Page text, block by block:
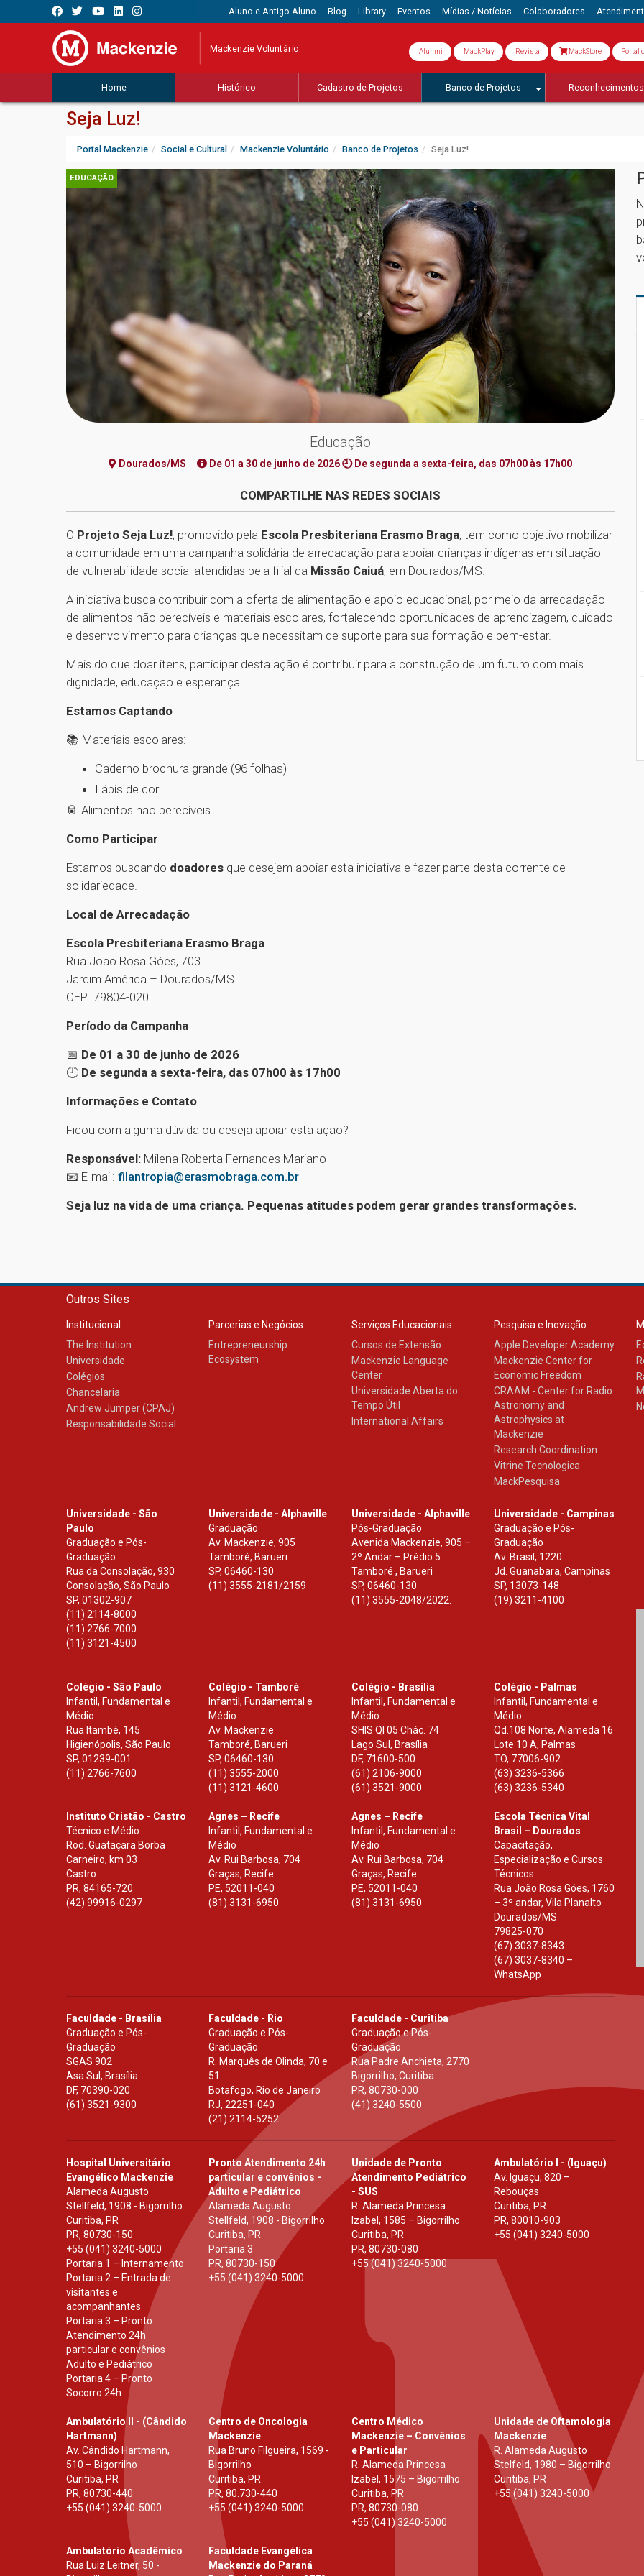
Aluno e Antigo Aluno Blog Library Eventos Mídias / Notícias Colaboradores
Mackenzie Voluntário Alumni MackPlay Revista MackStore Portal
Home Histórico Cadastro de Projetos Banco de Projetos Reconhecimentos
Seja Luz!
Portal Mackenzie Social e Cultural Mackenzie Voluntário Banco de Projetos Seja Luz!
EDUCAÇÃO
Educação
Dourados/MS De 01 a 30 de junho de 2026 🕘 De segunda a sexta-feira, das 07h00 às 17h00
COMPARTILHE NAS REDES SOCIAIS
O Projeto Seja Luz!, promovido pela Escola Presbiteriana Erasmo Braga, tem como objetivo mobilizar
a comunidade em uma campanha solidária de arrecadação para apoiar crianças indígenas em situação
de vulnerabilidade social atendidas pela filial da Missão Caiuá, em Dourados/MS.
A iniciativa busca contribuir com a oferta de alimentação e apoio educacional, por meio da arrecadação
de alimentos não perecíveis e materiais escolares, fortalecendo oportunidades de aprendizagem, cuidado
e desenvolvimento para crianças que necessitam de suporte para sua formação e bem-estar.
Mais do que doar itens, participar desta ação é contribuir para a construção de um futuro com mais
dignidade, educação e esperança.
Estamos Captando
📚 Materiais escolares:
Caderno brochura grande (96 folhas)
Lápis de cor
🥫 Alimentos não perecíveis
Como Participar
Estamos buscando doadores que desejem apoiar esta iniciativa e fazer parte desta corrente de
solidariedade.
Local de Arrecadação
Escola Presbiteriana Erasmo Braga
Rua João Rosa Góes, 703
Jardim América – Dourados/MS
CEP: 79804-020
Período da Campanha
📅 De 01 a 30 de junho de 2026
🕘 De segunda a sexta-feira, das 07h00 às 17h00
Informações e Contato
Ficou com alguma dúvida ou deseja apoiar esta ação?
Responsável: Milena Roberta Fernandes Mariano
📧 E-mail: filantropia@erasmobraga.com.br
Seja luz na vida de uma criança. Pequenas atitudes podem gerar grandes transformações.
Outros Sites
Institucional
The Institution
Universidade
Colégios
Chancelaria
Andrew Jumper (CPAJ)
Responsabilidade Social
Parcerias e Negócios:
Entrepreneurship
Ecosystem
Serviços Educacionais:
Cursos de Extensão
Mackenzie Language
Center
Universidade Aberta do
Tempo Útil
International Affairs
Pesquisa e Inovação:
Apple Developer Academy
Mackenzie Center for
Economic Freedom
CRAAM - Center for Radio
Astronomy and
Astrophysics at
Mackenzie
Research Coordination
Vitrine Tecnologica
MackPesquisa
Universidade - São
Paulo
Graduação e Pós-
Graduação
Rua da Consolação, 930
Consolação, São Paulo
SP, 01302-907
(11) 2114-8000
(11) 2766-7000
(11) 3121-4500
Universidade - Alphaville
Graduação
Av. Mackenzie, 905
Tamboré, Barueri
SP,06460-130
(11) 3555-2181/2159
Universidade - Alphaville
Pós-Graduação
Avenida Mackenzie, 905 –
2º Andar – Prédio 5
Tamboré , Barueri
SP, 06460-130
(11) 3555-2048/2022.
Universidade - Campinas
Graduação e Pós-
Graduação
Av. Brasil, 1220
Jd. Guanabara, Campinas
SP, 13073-148
(19) 3211-4100
Colégio - São Paulo
Infantil, Fundamental e
Médio
Rua Itambé, 145
Higienópolis, São Paulo
SP, 01239-001
(11) 2766-7600
Colégio - Tamboré
Infantil, Fundamental e
Médio
Av. Mackenzie
Tamboré, Barueri
SP,06460-130
(11) 3555-2000
(11) 3121-4600
Colégio - Brasília
Infantil, Fundamental e
Médio
SHIS Ql 05 Chác. 74
Lago Sul, Brasília
DF, 71600-500
(61) 2106-9000
(61) 3521-9000
Colégio - Palmas
Infantil, Fundamental e
Médio
Qd.108 Norte, Alameda 16
Lote 10 A, Palmas
TO, 77006-902
(63) 3236-5366
(63) 3236-5340
Instituto Cristão - Castro
Técnico e Médio
Rod. Guataçara Borba
Carneiro, km 03
Castro
PR, 84165-720
(42) 99916-0297
Agnes – Recife
Infantil, Fundamental e
Médio
Av. Rui Barbosa, 704
Graças, Recife
PE, 52011-040
(81) 3131-6950
Agnes – Recife
Infantil, Fundamental e
Médio
Av. Rui Barbosa, 704
Graças, Recife
PE, 52011-040
(81) 3131-6950
Escola Técnica Vital
Brasil – Dourados
Capacitação,
Especialização e Cursos
Técnicos
Rua João Rosa Góes, 1760
– 3º andar, Vila Planalto
Dourados/MS
79825-070
(67) 3037-8343
(67) 3037-8340 –
WhatsApp
Faculdade - Brasília
Graduação e Pós-
Graduação
SGAS 902
Asa Sul, Brasília
DF, 70390-020
(61) 3521-9300
Faculdade - Rio
Graduação e Pós-
Graduação
R. Marquês de Olinda, 70 e
51
Botafogo, Rio de Janeiro
RJ,22251-040
(21) 2114-5252
Faculdade - Curitiba
Graduação e Pós-
Graduação
Rua Padre Anchieta, 2770
Bigorrilho, Curitiba
PR, 80730-000
(41) 3240-5500
Hospital Universitário
Evangélico Mackenzie
Alameda Augusto
Stellfeld, 1908 - Bigorrilho
Curitiba, PR
PR, 80730-150
+55 (041) 3240-5000
Portaria 1 – Internamento
Portaria 2 – Entrada de
visitantes e
acompanhantes
Portaria 3 – Pronto
Atendimento 24h
particular e convênios
Adulto e Pediátrico
Portaria 4 – Pronto
Socorro 24h
Pronto Atendimento 24h
particular e convênios -
Adulto e Pediátrico
Alameda Augusto
Stellfeld, 1908 - Bigorrilho
Curitiba, PR
Portaria 3
PR,80730-150
+55 (041) 3240-5000
Unidade de Pronto
Atendimento Pediátrico
- SUS
R. Alameda Princesa
Izabel, 1585 – Bigorrilho
Curitiba, PR
PR, 80730-080
+55 (041) 3240-5000
Ambulatório I - (Iguaçu)
Av. Iguaçu, 820 –
Rebouças
Curitiba, PR
PR, 80010-903
+55 (041) 3240-5000
Ambulatório II - (Cândido
Hartmann)
Av. Cândido Hartmann,
510 – Bigorrilho
Curitiba, PR
PR, 80730-440
+55 (041) 3240-5000
Centro de Oncologia
Mackenzie
Rua Bruno Filgueira, 1569 -
Bigorrilho
Curitiba, PR
PR,80.730-440
+55 (041) 3240-5000
Centro Médico
Mackenzie – Convênios
e Particular
R. Alameda Princesa
Izabel, 1575 – Bigorrilho
Curitiba, PR
PR, 80730-080
+55 (041) 3240-5000
Unidade de Oftamologia
Mackenzie
R. Alameda Augusto
Stelfeld, 1980 – Bigorrilho
Curitiba, PR
+55 (041) 3240-5000
Ambulatório Acadêmico
Rua Luiz Leitner, 50 -
Faculdade Evangélica
Mackenzie do Paraná